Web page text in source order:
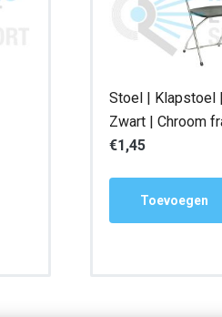
Stoel | Klapstoel
Zwart | Chroom
€1,45
Toevoegen